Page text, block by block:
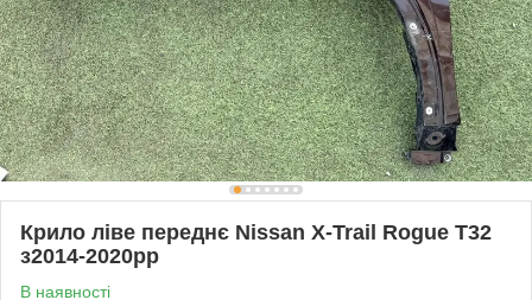
Крило ліве переднє Nissan X-Trail Rogue T32
з2014-2020рр
В наявності